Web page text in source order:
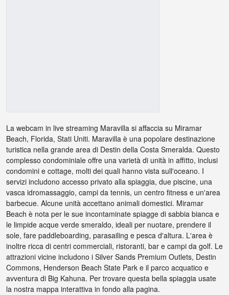
La webcam in live streaming Maravilla si affaccia su Miramar
Beach, Florida, Stati Uniti. Maravilla è una popolare destinazione
turistica nella grande area di Destin della Costa Smeralda. Questo
complesso condominiale offre una varietà di unità in affitto, inclusi
condomini e cottage, molti dei quali hanno vista sull'oceano. I
servizi includono accesso privato alla spiaggia, due piscine, una
vasca idromassaggio, campi da tennis, un centro fitness e un'area
barbecue. Alcune unità accettano animali domestici. Miramar
Beach è nota per le sue incontaminate spiagge di sabbia bianca e
le limpide acque verde smeraldo, ideali per nuotare, prendere il
sole, fare paddleboarding, parasailing e pesca d'altura. L'area è
inoltre ricca di centri commerciali, ristoranti, bar e campi da golf. Le
attrazioni vicine includono i Silver Sands Premium Outlets, Destin
Commons, Henderson Beach State Park e il parco acquatico e
avventura di Big Kahuna. Per trovare questa bella spiaggia usate
la nostra mappa interattiva in fondo alla pagina.